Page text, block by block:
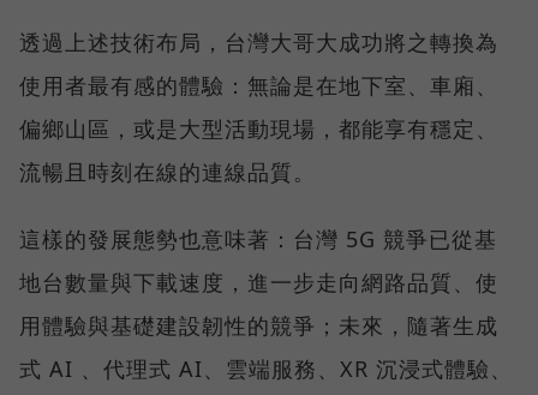
透過上述技術布局，台灣大哥大成功將之轉換為
使用者最有感的體驗：無論是在地下室、車廂、
偏鄉山區，或是大型活動現場，都能享有穩定、
流暢且時刻在線的連線品質。
這樣的發展態勢也意味著：台灣 5G 競爭已從基
地台數量與下載速度，進一步走向網路品質、使
用體驗與基礎建設韌性的競爭；未來，隨著生成
式 AI 、代理式 AI、雲端服務、XR 沉浸式體驗、